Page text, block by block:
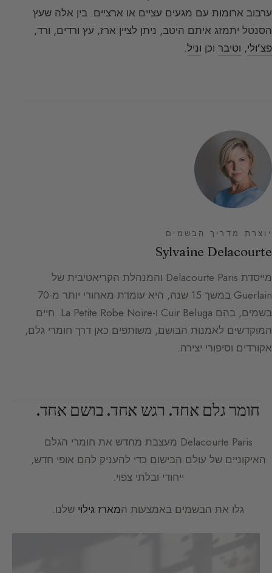
ערבוב ארומות עם מגעים עציים או ארציים. בין אלה שעץ
הסנטל יתמזג איתם היטב, ניתן לציין ארז, עץ ורדים, ורד,
פצ’ולי, וטיבר וכן וניל.
יוצרת מדריך הבשמים
Sylvaine Delacourte
מייסדת Delacourte Paris והמנהלת הקריאטיבית של
Guerlain במשך 15 שנה, היא עומדת מאחורי יותר מ-70
בשמים, בהם Cuir Beluga ו-La Petite Robe Noire. חיים
המוקדשים לאמנות הבושם, משותפים כאן דרך חומרי גלם,
אקורדים וסיפורי יצירה.
חומר גלם אחד. רגש אחד. בושם אחד.
Delacourte Paris מעצבת מחדש את חומרי הגלם
האיקוניים של עולם הבישום כדי להעניק להם אופי חדש,
ייחודי ובלתי צפוי.
גלו את הבשמים באמצעות המארז גילוי שלנו.